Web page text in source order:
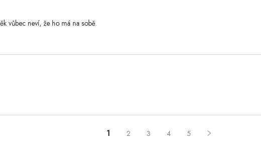
vůbec neví, že ho má na sobě.
1 2 3 4 5